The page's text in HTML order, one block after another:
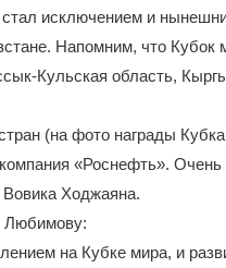
исключением и
Напомним, что Кубок
Кульская область,
(на фото награды
«Роснефть».
Вовика Ходжаяна.
Любимову:
на Кубке мира, и